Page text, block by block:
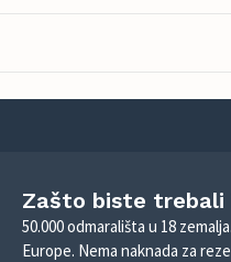
Zašto biste trebali
50.000 odmarališta u 18
Europe. Nema naknada za